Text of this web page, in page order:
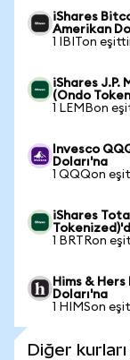
iShares
Amerikan
1 IBITon
iShares J.P.
(Ondo
1 LEMBon
Invesco
Doları'na
1 QQQon
iShares
1 BRTRon
Hims &
Doları'na
1 HIMSon
Diğer